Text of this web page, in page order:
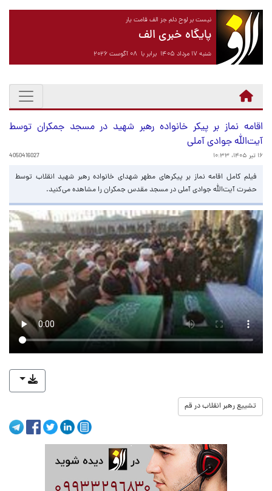
نیست بر لوح دلم جز الف قامت یار
پایگاه خبری الف
شنبه ۱۷ مرداد ۱۴۰۵ برابر با ۰۸ آگوست ۲۰۲۶
اقامه نماز بر پیکر خانواده رهبر شهید در مسجد جمکران توسط
آیت‌الله جوادی آملی
۱۶ تیر ۱۴۰۵، ۱۰:۳۳ 4050416027
فیلم کامل اقامه نماز بر پیکرهای مطهر شهدای خانواده رهبر شهید انقلاب توسط
حضرت آیت‌الله جوادی آملی در مسجد مقدس جمکران را مشاهده می‌کنید.
تشییع رهبر انقلاب در قم